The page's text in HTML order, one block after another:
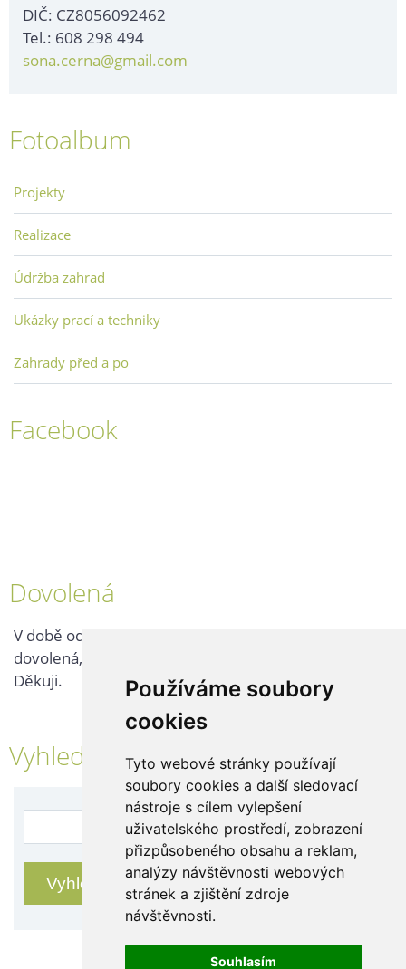
Používáme soubory
cookies
Tyto webové stránky používají
soubory cookies a další sledovací
nástroje s cílem vylepšení
uživatelského prostředí, zobrazení
přizpůsobeného obsahu a reklam,
analýzy návštěvnosti webových
stránek a zjištění zdroje
návštěvnosti.
Souhlasím
DIČ: CZ8056092462
Tel.: 608 298 494
sona.cerna@gmail.com
Fotoalbum
Projekty
Realizace
Údržba zahrad
Ukázky prací a techniky
Zahrady před a po
Facebook
Dovolená
V době od 25. 7. - 2. 8. 2026 probíhá v naší firmě
dovolená, kontaktujte nás až po jejím ukončení.
Děkuji.
Vyhledávání